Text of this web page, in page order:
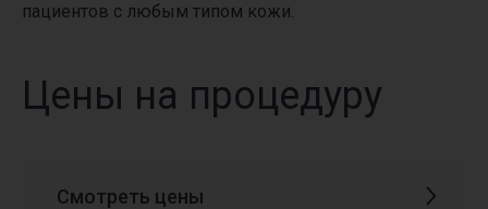
пациентов с любым типом кожи.
Цены на процедуру
Смотреть цены